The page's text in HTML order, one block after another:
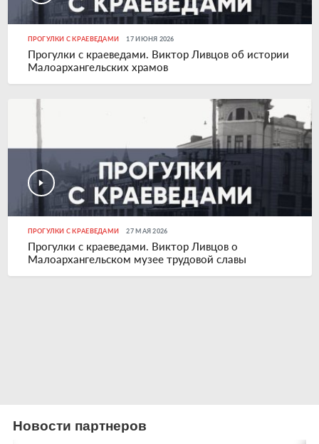
ПРОГУЛКИ С КРАЕВЕДАМИ 17 ИЮНЯ 2026
Прогулки с краеведами. Виктор Ливцов об истории
Малоархангельских храмов
ПРОГУЛКИ С КРАЕВЕДАМИ 27 МАЯ 2026
Прогулки с краеведами. Виктор Ливцов о
Малоархангельском музее трудовой славы
Новости партнеров